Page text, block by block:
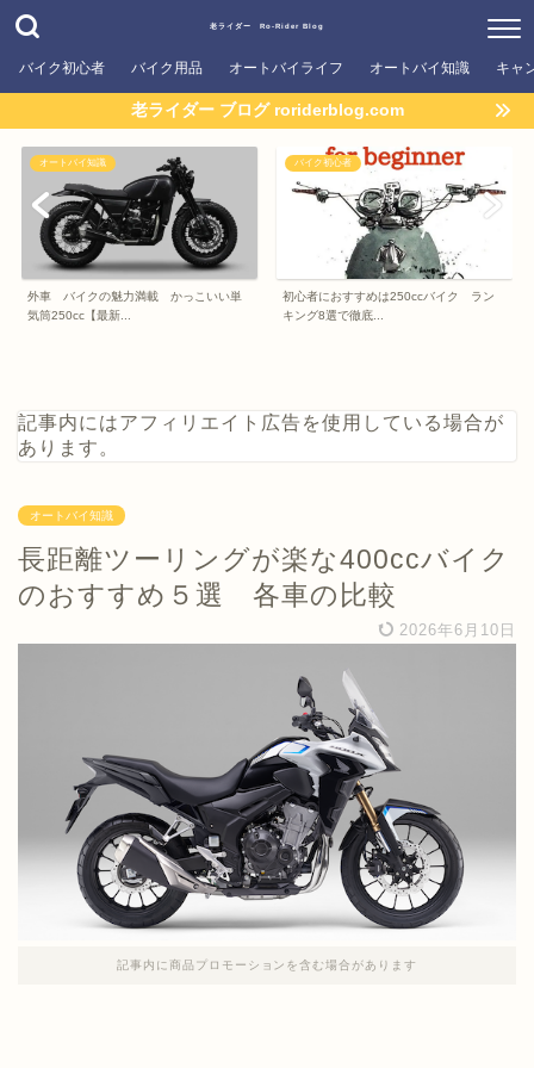
老ライダー Ro-Rider Blog
バイク初心者 バイク用品 オートバイライフ オートバイ知識 キャ
老ライダー ブログ roriderblog.com
オートバイ知識
外車 バイクの魅力満載 かっこいい単
気筒250cc【最新...
バイク初心者
初心者におすすめは250ccバイク ラン
キング8選で徹底...
記事内にはアフィリエイト広告を使用している場合が
あります。
オートバイ知識
長距離ツーリングが楽な400ccバイク
のおすすめ５選 各車の比較
2026年6月10日
記事内に商品プロモーションを含む場合があります